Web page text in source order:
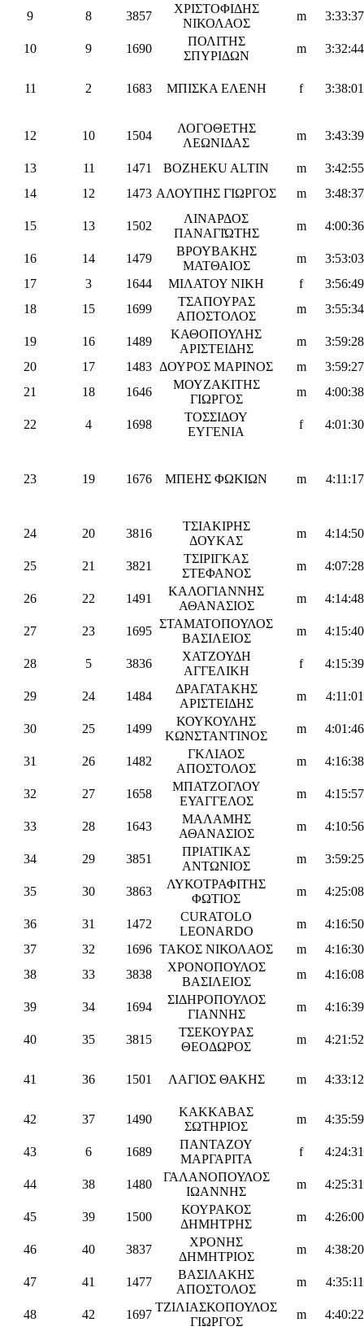
9 8 3857
ΧΡΙΣΤΟΦΙΔΗΣ
ΝΙΚΟΛΑΟΣ
m 3:33:37
10 9 1690
ΠΟΛΙΤΗΣ
ΣΠΥΡΙΔΩΝ
m 3:32:44
11 2 1683 ΜΠΙΣΚΑ ΕΛΕΝΗ f 3:38:01
12 10 1504
ΛΟΓΟΘΕΤΗΣ
ΛΕΩΝΙΔΑΣ
m 3:43:39
13 11 1471 BOZHEKU ALTIN m
3:42:55
14
12 1473 ΑΛΟΥΠΗΣ ΓΙΩΡΓΟΣ m 3:48:37
15 13 1502
ΛΙΝΑΡΔΟΣ
ΠΑΝΑΓΙΏΤΗΣ
m 4:00:36
16 14 1479
ΒΡΟΥΒΑΚΗΣ
ΜΑΤΘΑΙΟΣ
m
3:53:03
17
3 1644 ΜΙΛΑΤΟΥ ΝΙΚΗ f
3:56:49
18
15 1699
ΤΣΑΠΟΥΡΑΣ
ΑΠΟΣΤΟΛΟΣ
m 3:55:34
19 16 1489
ΚΑΘΟΠΟΥΛΗΣ
ΑΡΙΣΤΕΙΔΗΣ
m
3:59:28
20
17 1483 ΔΟΥΡΟΣ ΜΑΡΙΝΟΣ m
3:59:27
21
18 1646
ΜΟΥΖΑΚΙΤΗΣ
ΓΙΩΡΓΟΣ
m 4:00:38
22 4 1698
ΤΟΣΣΙΔΟΥ
ΕΥΓΕΝΙΑ
f 4:01:30
23 19 1676 ΜΠΕΗΣ ΦΩΚΙΩΝ m 4:11:17
24 20 3816
ΤΣΙΑΚΙΡΗΣ
ΔΟΥΚΑΣ
m 4:14:50
25 21 3821
ΤΣΙΡΙΓΚΑΣ
ΣΤΕΦΑΝΟΣ
m 4:07:28
26 22 1491
ΚΑΛΟΓΙΑΝΝΗΣ
ΑΘΑΝΑΣΙΟΣ
m 4:14:48
27 23 1695
ΣΤΑΜΑΤΟΠΟΥΛΟΣ
ΒΑΣΙΛΕΙΟΣ
m 4:15:40
28 5 3836
ΧΑΤΖΟΥΔΗ
ΑΓΓΕΛΙΚΗ
f 4:15:39
29 24 1484
ΔΡΑΓΑΤΑΚΗΣ
ΑΡΙΣΤΕΙΔΗΣ
m 4:11:01
30 25 1499
ΚΟΥΚΟΥΛΗΣ
ΚΩΝΣΤΑΝΤΙΝΟΣ
m 4:01:46
31 26 1482
ΓΚΛΙΑΟΣ
ΑΠΟΣΤΟΛΟΣ
m 4:16:38
32 27 1658
ΜΠΑΤΖΟΓΛΟΥ
ΕΥΑΓΓΕΛΟΣ
m 4:15:57
33 28 1643
ΜΑΛΑΜΗΣ
ΑΘΑΝΑΣΙΟΣ
m 4:10:56
34 29 3851
ΠΡΙΑΤΙΚΑΣ
ΑΝΤΩΝΙΟΣ
m 3:59:25
35 30 3863
ΛΥΚΟΤΡΑΦΙΤΗΣ
ΦΩΤΙΟΣ
m 4:25:08
36 31 1472
CURATOLO
LEONARDO
m
4:16:50
37
32 1696 ΤΑΚΟΣ ΝΙΚΟΛΑΟΣ m
4:16:30
38
33 3838
ΧΡΟΝΟΠΟΥΛΟΣ
ΒΑΣΙΛΕΙΟΣ
m 4:16:08
39 34 1694
ΣΙΔΗΡΟΠΟΥΛΟΣ
ΓΙΑΝΝΗΣ
m 4:16:39
40 35 3815
ΤΣΕΚΟΥΡΑΣ
ΘΕΟΔΩΡΟΣ
m 4:21:52
41 36 1501 ΛΑΓΙΟΣ ΘΑΚΗΣ m 4:33:12
42 37 1490
ΚΑΚΚΑΒΑΣ
ΣΩΤΗΡΙΟΣ
m 4:35:59
43 6 1689
ΠΑΝΤΑΖΟΥ
ΜΑΡΓΑΡΙΤΑ
f 4:24:31
44 38 1480
ΓΑΛΑΝΟΠΟΥΛΟΣ
ΙΩΑΝΝΗΣ
m 4:25:31
45 39 1500
ΚΟΥΡΑΚΟΣ
ΔΗΜΗΤΡΗΣ
m 4:26:00
46 40 3837
ΧΡΟΝΗΣ
ΔΗΜΗΤΡΙΟΣ
m 4:38:20
47 41 1477
ΒΑΣΙΛΑΚΗΣ
ΑΠΟΣΤΟΛΟΣ
m 4:35:11
48 42 1697
ΤΖΙΛΙΑΣΚΟΠΟΥΛΟΣ
ΓΙΩΡΓΟΣ
m 4:40:22